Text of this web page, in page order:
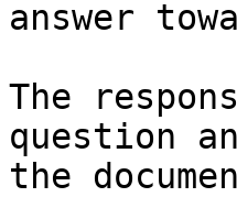
answer
The
question
the